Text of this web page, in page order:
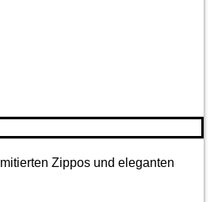
Zippos und eleganten